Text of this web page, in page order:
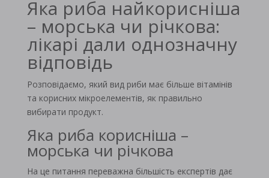
Яка риба найкорисніша
– морська чи річкова:
лікарі дали однозначну
відповідь
Розповідаємо, який вид риби має більше вітамінів
та корисних мікроелементів, як правильно
вибирати продукт.
Яка риба корисніша –
морська чи річкова
На це питання переважна більшість експертів дає